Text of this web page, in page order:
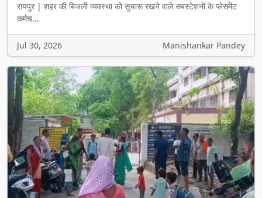
रायपुर | शहर की बिजली व्यवस्था को सुचारू रखने वाले सबस्टेशनों के प्लेसमेंट
कर्मच...
Jul 30, 2026 Manishankar Pandey